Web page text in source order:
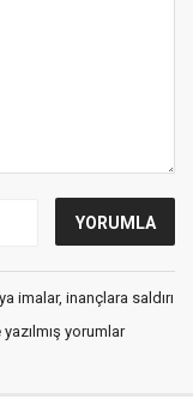
imalar, inançlara saldırı
yorumlar